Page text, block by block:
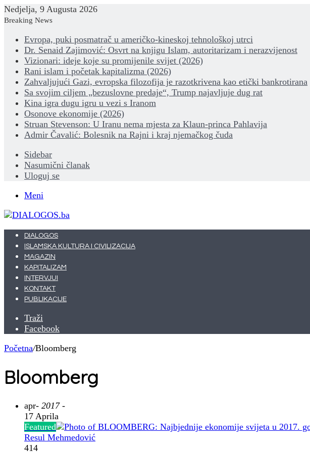
Nedjelja, 9 Augusta 2026
Breaking News
Evropa, puki posmatrač u američko-kineskoj tehnološkoj utrci
Dr. Senaid Zajimović: Osvrt na knjigu Islam, autoritarizam i nerazvijenost
Vizionari: ideje koje su promijenile svijet (2026)
Rani islam i početak kapitalizma (2026)
Zahvaljujući Gazi, evropska filozofija je razotkrivena kao etički bankrotirana
Sa svojim ciljem „bezuslovne predaje“, Trump najavljuje dug rat
Kina igra dugu igru u vezi s Iranom
Osonove ekonomije (2026)
Struan Stevenson: U Iranu nema mjesta za Klaun-princa Pahlavija
Admir Čavalić: Bolesnik na Rajni i kraj njemačkog čuda
Sidebar
Nasumični članak
Uloguj se
Meni
DIALOGOS
ISLAMSKA KULTURA I CIVILIZACIJA
MAGAZIN
KAPITALIZAM
INTERVJUI
KONTAKT
PUBLIKACIJE
Traži
Facebook
Početna/Bloomberg
Bloomberg
apr- 2017 -
17 Aprila
Featured
Resul Mehmedović
414